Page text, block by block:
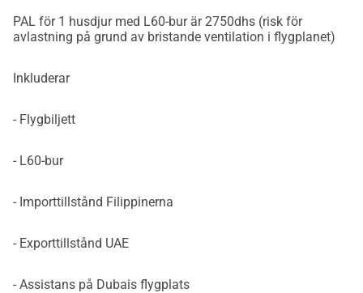
PAL för 1 husdjur med L60-bur är 2750dhs (risk för
avlastning på grund av bristande ventilation i flygplanet)
Inkluderar
- Flygbiljett
- L60-bur
- Importtillstånd Filippinerna
- Exporttillstånd UAE
- Assistans på Dubais flygplats